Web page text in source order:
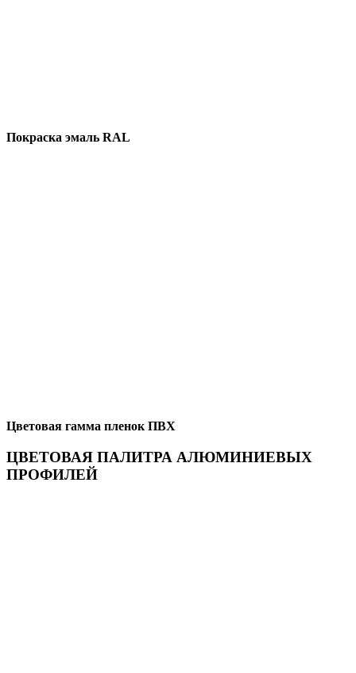
Покраска эмаль RAL
Цветовая гамма пленок ПВХ
ЦВЕТОВАЯ ПАЛИТРА АЛЮМИНИЕВЫХ
ПРОФИЛЕЙ